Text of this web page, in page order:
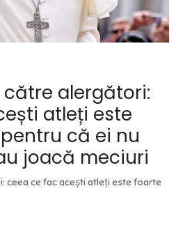
către alergători:
atleți este
că ei nu
joacă meciuri
ceea ce fac acești atleți este foarte